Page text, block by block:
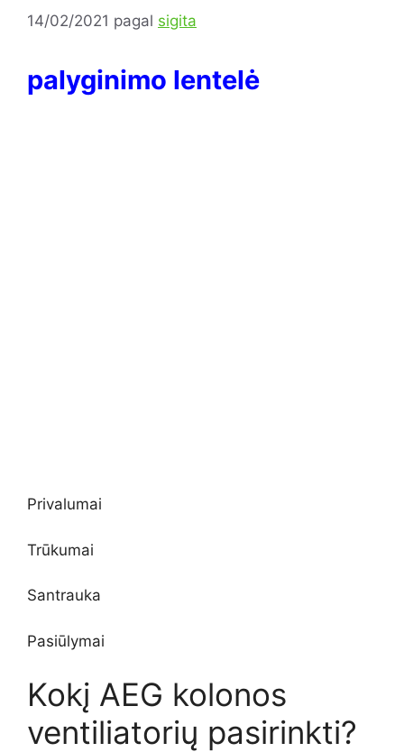
14/02/2021 pagal sigita
palyginimo lentelė
Privalumai
Trūkumai
Santrauka
Pasiūlymai
Kokį AEG kolonos
ventiliatorių pasirinkti?